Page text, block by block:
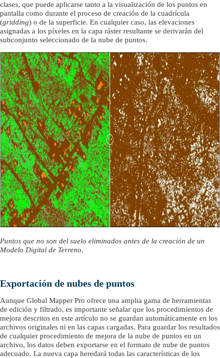
clases, que puede aplicarse tanto a la visualización de los puntos en
pantalla como durante el proceso de creación de la cuadrícula
(gridding) o de la superficie. En cualquier caso, las elevaciones
asignadas a los píxeles en la capa ráster resultante se derivarán del
subconjunto seleccionado de la nube de puntos.
Puntos que no son del suelo eliminados antes de la creación de un
Modelo Digital de Terreno.
Exportación de nubes de puntos
Aunque Global Mapper Pro ofrece una amplia gama de herramientas
de edición y filtrado, es importante señalar que los procedimientos de
mejora descritos en este artículo no se guardan automáticamente en los
archivos originales ni en las capas cargadas. Para guardar los resultados
de cualquier procedimiento de mejora de la nube de puntos en un
archivo, los datos deben exportarse en el formato de nube de puntos
adecuado. La nueva capa heredará todas las características de los